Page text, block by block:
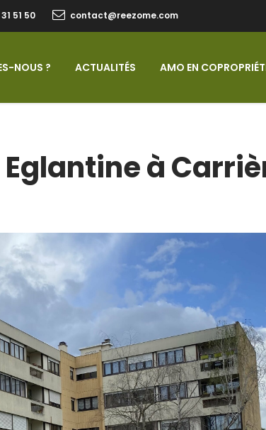
31 51 50 contact@reezome.com
NOUS ? ACTUALITÉS AMO EN
Eglantine à